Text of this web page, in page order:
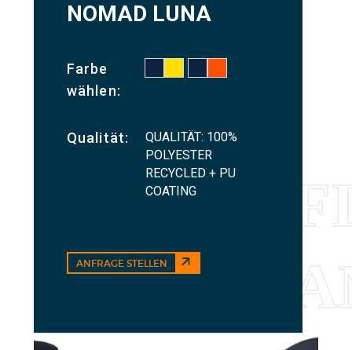
NOMAD LUNA
Farbe
wählen:
Qualität:
QUALITÄT: 100%
POLYESTER
RECYCLED + PU
COATING
ANFRAGE STELLEN